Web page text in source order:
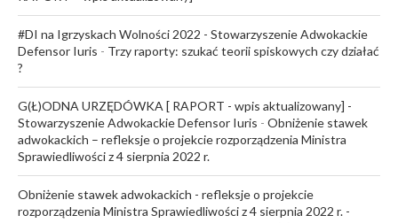
#DI na Igrzyskach Wolności 2022 - Stowarzyszenie Adwokackie
Defensor Iuris - Trzy raporty: szukać teorii spiskowych czy działać
?
G(Ł)ODNA URZĘDÓWKA [ RAPORT - wpis aktualizowany] -
Stowarzyszenie Adwokackie Defensor Iuris - Obniżenie stawek
adwokackich – refleksje o projekcie rozporządzenia Ministra
Sprawiedliwości z 4 sierpnia 2022 r.
Obniżenie stawek adwokackich - refleksje o projekcie
rozporządzenia Ministra Sprawiedliwości z 4 sierpnia 2022 r. -